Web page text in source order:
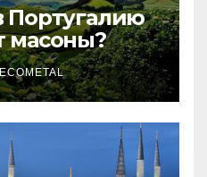
Португалию
масоны?